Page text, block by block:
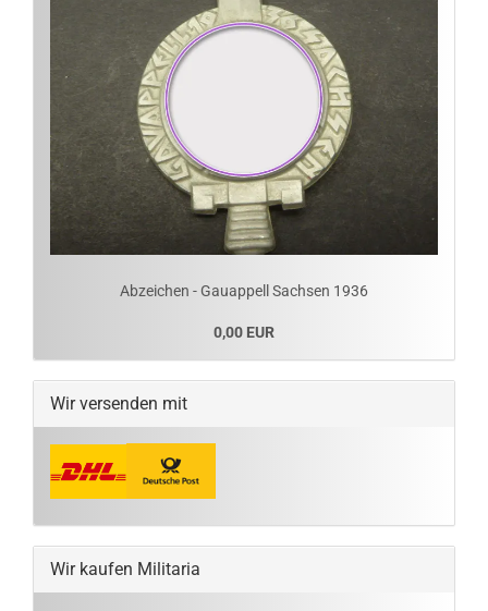
Abzeichen - Gauappell Sachsen 1936
0,00 EUR
Wir versenden mit
Wir kaufen Militaria